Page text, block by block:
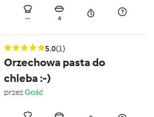
-- 4
5.0(1)
Orzechowa pasta do
chleba :-)
przezGość